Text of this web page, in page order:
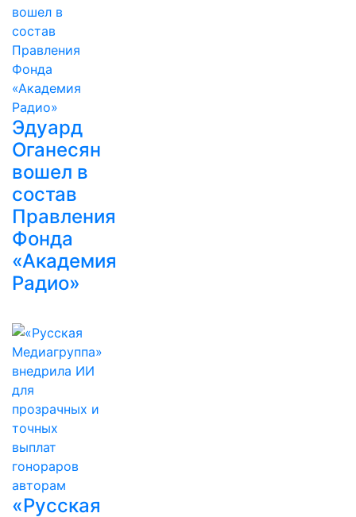
Эдуард
Оганесян
вошел в
состав
Правления
Фонда
«Академия
Радио»
«Русская